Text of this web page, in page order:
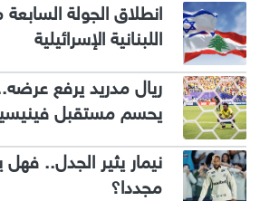
انطلاق الجولة
اللبنانية الإسرائيلية
ريال مدريد يرفع
يحسم مستقبل
نيمار يثير الجدل.. فهل
مجددا؟